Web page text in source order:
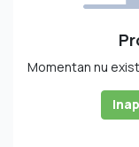
Momentan nu